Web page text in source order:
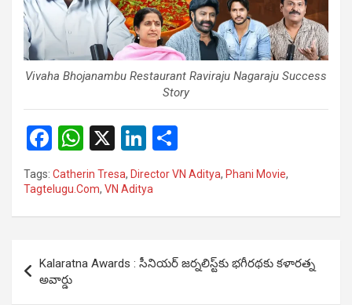
Vivaha Bhojanambu Restaurant Raviraju Nagaraju Success
Story
F
a
ce
b
o
k
W
h
at
s
p
X
Li
n
ke
dI
h
ar
e
Tags: Catherin Tresa, Director VN Aditya, Phani Movie,
Tagtelugu.Com, VN Aditya
navigation
Kalaratna Awards : సీనియర్ జర్నలిస్ట్‌కు భగీరథకు కళారత్న
అవార్డు